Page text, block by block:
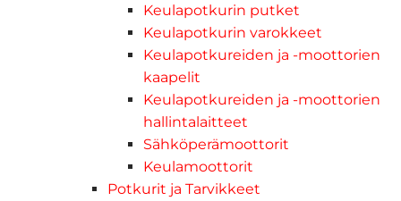
Keulapotkurin putket
Keulapotkurin varokkeet
Keulapotkureiden ja -moottorien
kaapelit
Keulapotkureiden ja -moottorien
hallintalaitteet
Sähköperämoottorit
Keulamoottorit
Potkurit ja Tarvikkeet